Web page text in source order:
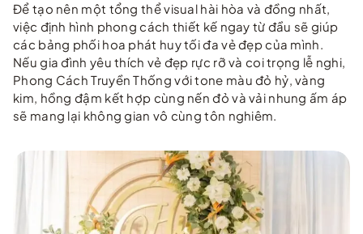
Để tạo nên một tổng thể visual hài hòa và đồng nhất,
việc định hình phong cách thiết kế ngay từ đầu sẽ giúp
các bảng phối hoa phát huy tối đa vẻ đẹp của mình.
Nếu gia đình yêu thích vẻ đẹp rực rỡ và coi trọng lễ nghi,
Phong Cách Truyền Thống với tone màu đỏ hỷ, vàng
kim, hồng đậm kết hợp cùng nến đỏ và vải nhung ấm áp
sẽ mang lại không gian vô cùng tôn nghiêm.